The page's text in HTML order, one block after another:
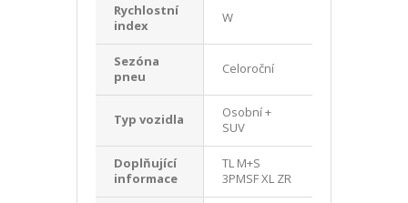
Rychlostní
index
W
Sezóna
pneu
Celoroční
Typ vozidla
Osobní +
SUV
Doplňující
informace
TL M+S
3PMSF XL ZR